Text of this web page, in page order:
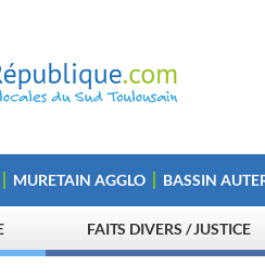
MURETAIN AGGLO BASSIN
FAITS DIVERS / JUSTICE